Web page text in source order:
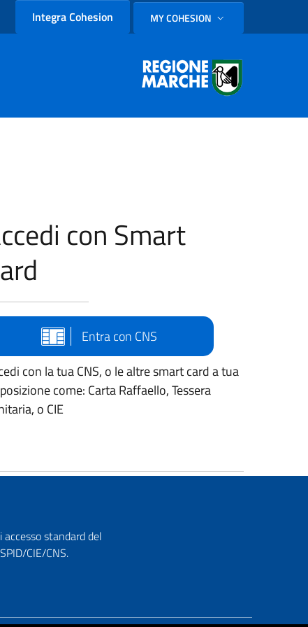
Integra Cohesion SELEZIONE LINGUA:
MY COHESION
con Smart
Entra con CNS
con la tua CNS, o le altre smart card a tua
come: Carta Raffaello, Tessera
o CIE
standard del
CIE/CNS.